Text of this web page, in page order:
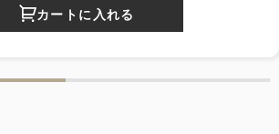
カートに入れる